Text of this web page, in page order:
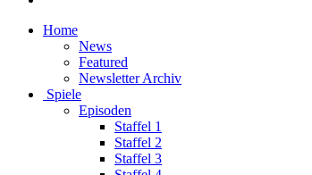
Home
News
Featured
Newsletter Archiv
Spiele
Episoden
Staffel 1
Staffel 2
Staffel 3